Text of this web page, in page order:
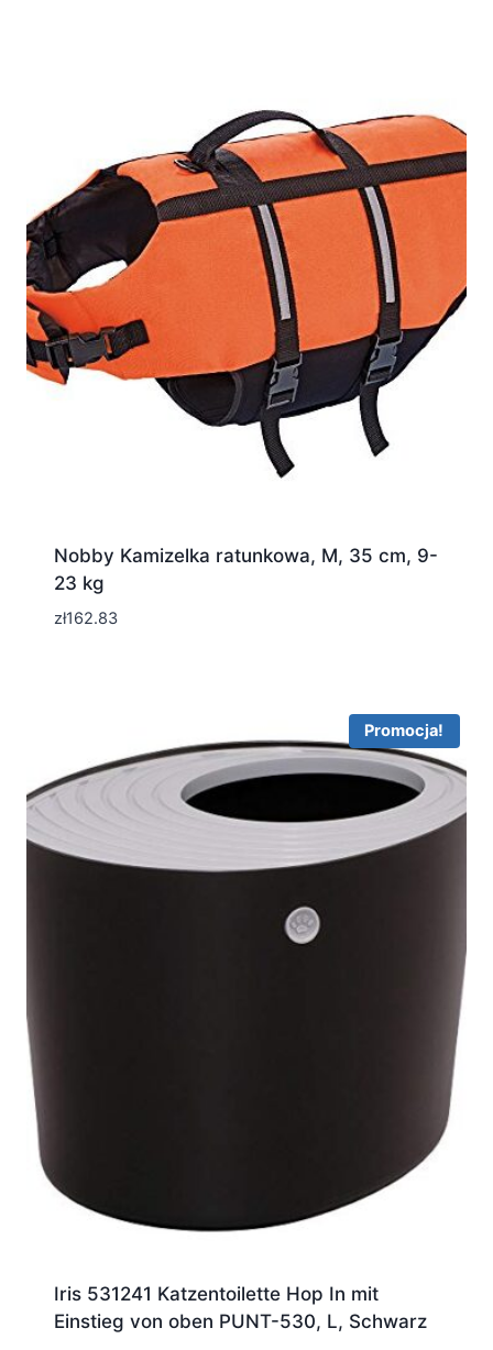
Nobby Kamizelka ratunkowa, M, 35 cm, 9-
23 kg
zł162.83
Promocja!
Iris 531241 Katzentoilette Hop In mit
Einstieg von oben PUNT-530, L, Schwarz